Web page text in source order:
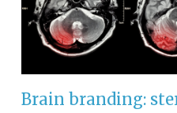
Brain branding: